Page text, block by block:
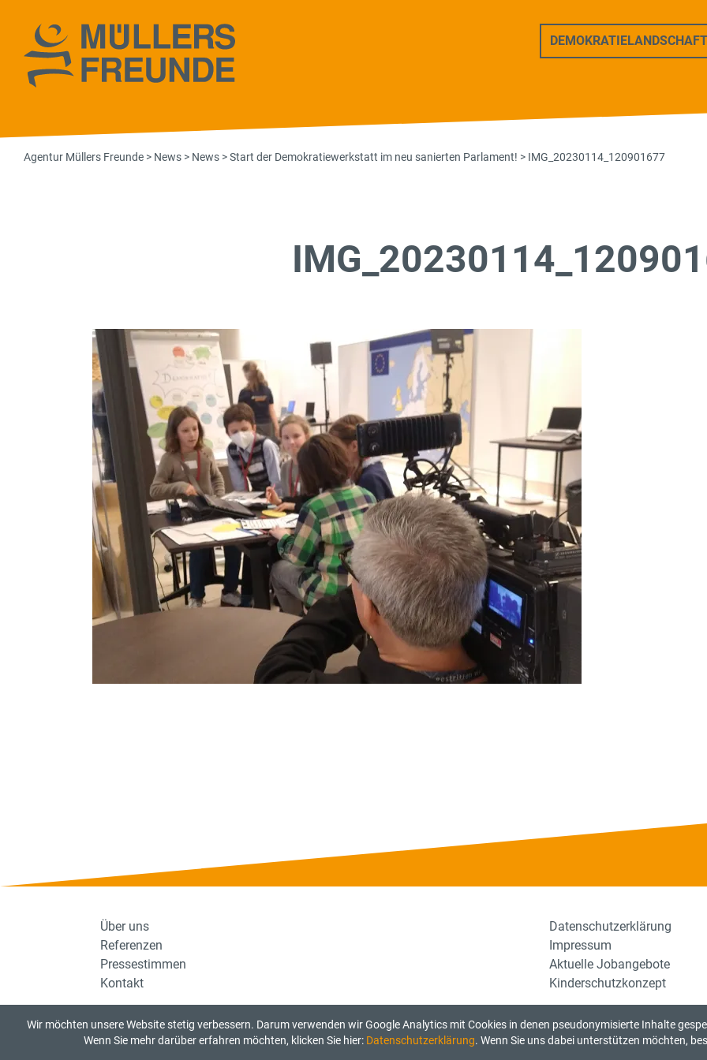
Agentur Müllers FreundeDEMOKRATIELANDSCHAFT
Agentur Müllers Freunde > News > News >Start der Demokratiewerkstatt im neu sanierten Parlament! > IMG_20230114_120901677
Wir möchten unsere Website stetig verbessern. Darum verwenden wir Google Analytics mit Cookies in denen pseudonymisierte Inhalte
Wenn Sie mehr darüber erfahren möchten, klicken Sie hier: Datenschutzerklärung. Wenn Sie uns dabei unterstützen möchten,
Über uns
Referenzen
Pressestimmen
Kontakt
Datenschutzerklärung
Impressum
Aktuelle Jobangebote
Kinderschutzkonzept